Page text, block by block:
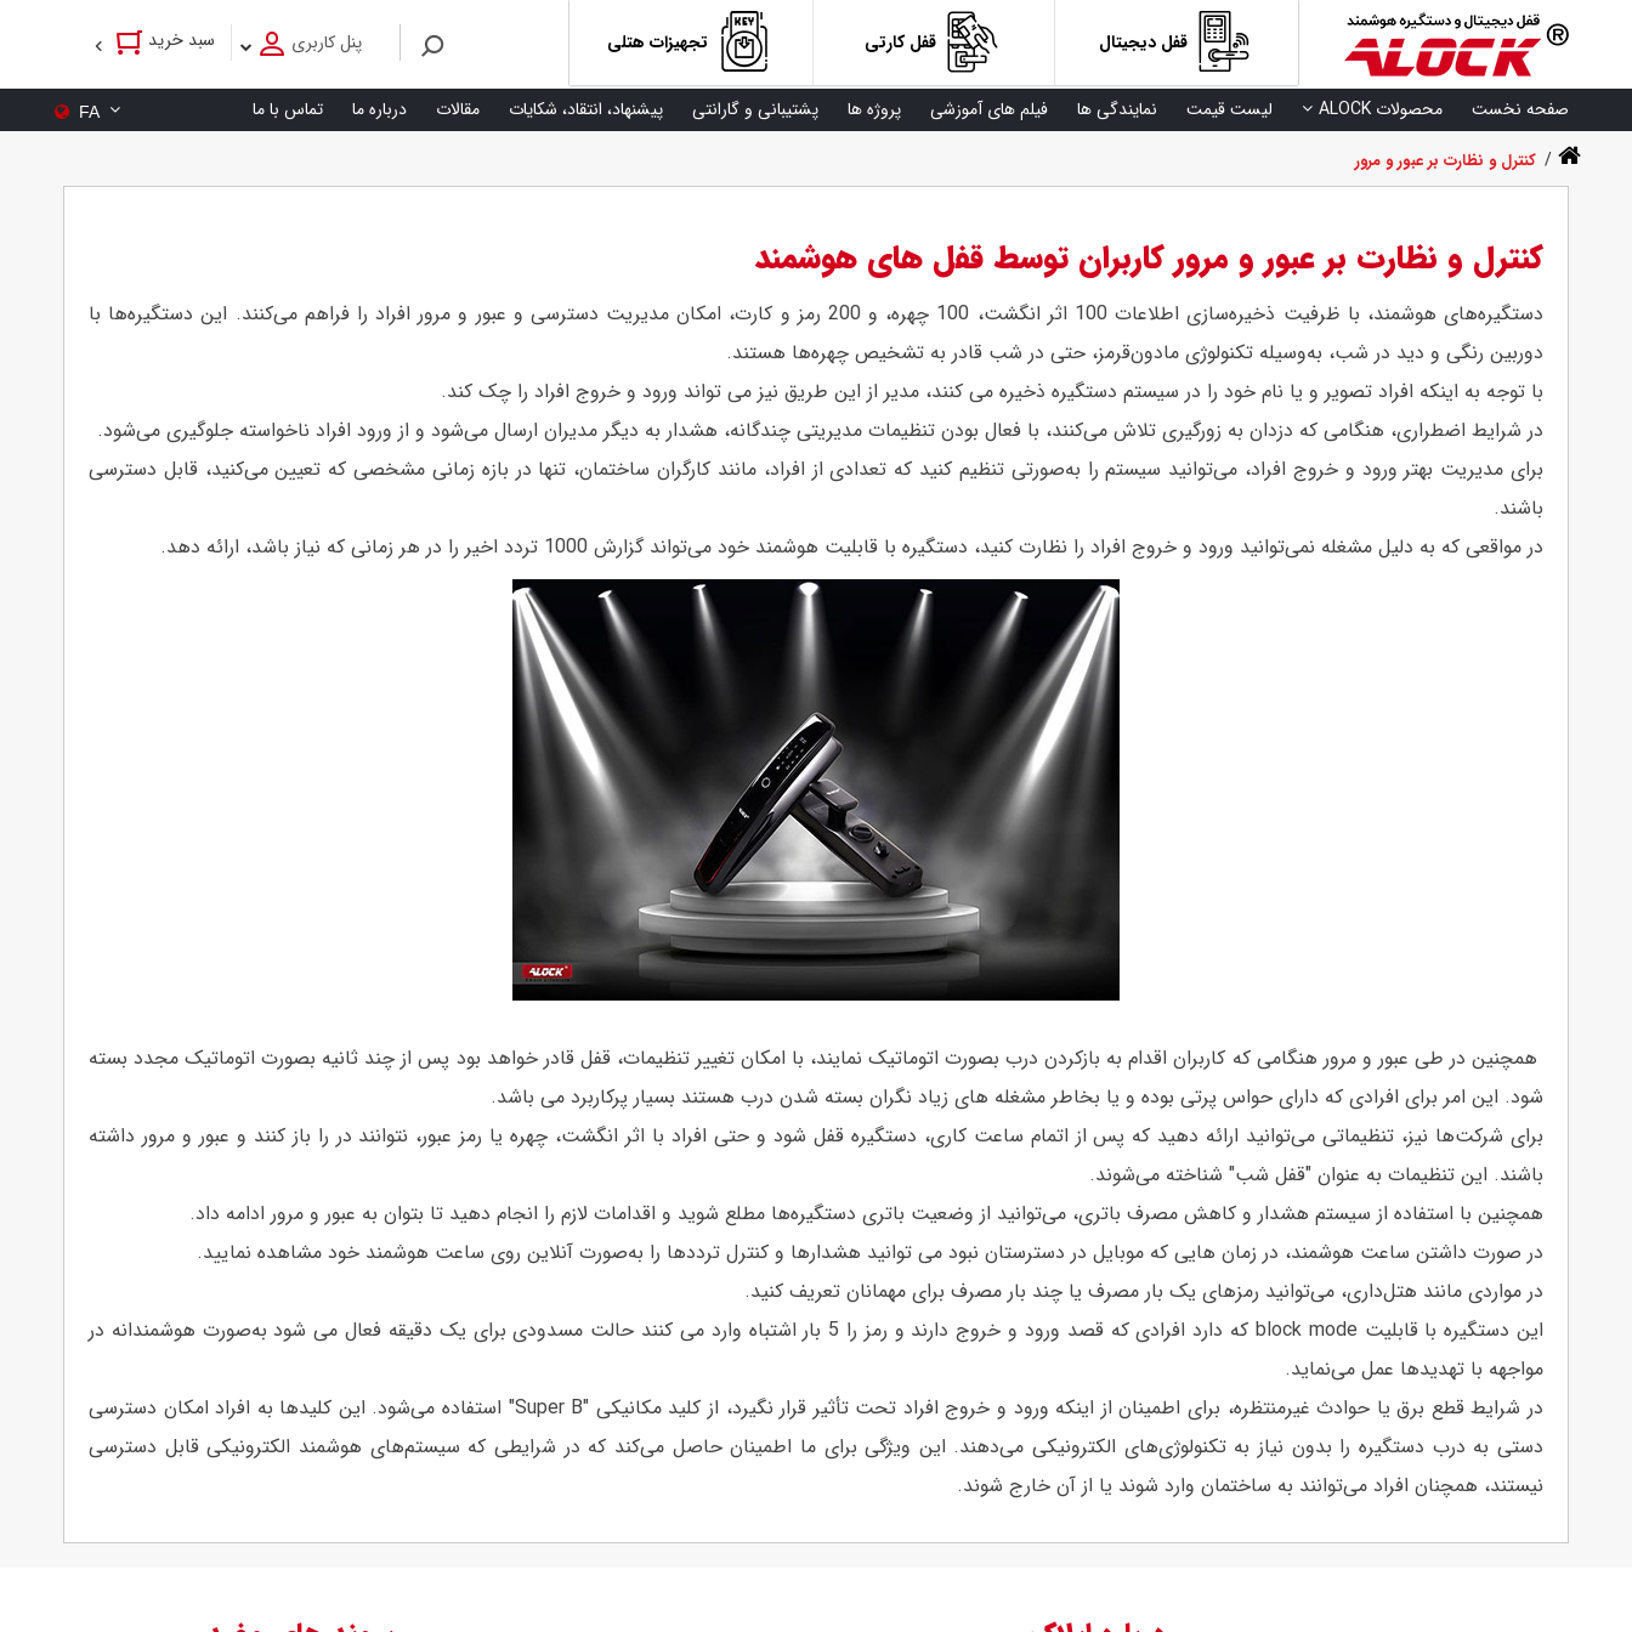
قفل دیجیتال قفل کارتی تجهیزات هتلی سبد خرید پنل کاربری
صفحه نخست محصولات ALOCK لیست قیمت نمایندگی ها فیلم های آموزشی پروژه ها پشتیبانی و گارانتی پیشنهاد، انتقاد، شکایات مقالات درباره ما تماس با ما FA
/ کنترل و نظارت بر عبور و مرور
کنترل و نظارت بر عبور و مرور کاربران توسط قفل های هوشمند
دستگیره‌های هوشمند، با ظرفیت ذخیره‌سازی اطلاعات 100 اثر انگشت، 100 چهره، و 200 رمز و کارت، امکان مدیریت دسترسی و عبور و مرور افراد را فراهم می‌کنند. این دستگیره‌ها با
دوربین رنگی و دید در شب، به‌وسیله تکنولوژی مادون‌قرمز، حتی در شب قادر به تشخیص چهره‌ها هستند.
با توجه به اینکه افراد تصویر و یا نام خود را در سیستم دستگیره ذخیره می کنند، مدیر از این طریق نیز می تواند ورود و خروج افراد را چک کند.
در شرایط اضطراری، هنگامی که دزدان به زورگیری تلاش می‌کنند، با فعال بودن تنظیمات مدیریتی چندگانه، هشدار به دیگر مدیران ارسال می‌شود و از ورود افراد ناخواسته جلوگیری می‌شود.
برای مدیریت بهتر ورود و خروج افراد، می‌توانید سیستم را به‌صورتی تنظیم کنید که تعدادی از افراد، مانند کارگران ساختمان، تنها در بازه زمانی مشخصی که تعیین می‌کنید، قابل دسترسی
باشند.
در مواقعی که به دلیل مشغله نمی‌توانید ورود و خروج افراد را نظارت کنید، دستگیره با قابلیت هوشمند خود می‌تواند گزارش 1000 تردد اخیر را در هر زمانی که نیاز باشد، ارائه دهد.
همچنین در طی عبور و مرور هنگامی که کاربران اقدام به بازکردن درب بصورت اتوماتیک نمایند، با امکان تغییر تنظیمات، قفل قادر خواهد بود پس از چند ثانیه بصورت اتوماتیک مجدد بسته
شود. این امر برای افرادی که دارای حواس پرتی بوده و یا بخاطر مشغله های زیاد نگران بسته شدن درب هستند بسیار پرکاربرد می باشد.
برای شرکت‌ها نیز، تنظیماتی می‌توانید ارائه دهید که پس از اتمام ساعت کاری، دستگیره قفل شود و حتی افراد با اثر انگشت، چهره یا رمز عبور، نتوانند در را باز کنند و عبور و مرور داشته
باشند. این تنظیمات به عنوان "قفل شب" شناخته می‌شوند.
همچنین با استفاده از سیستم هشدار و کاهش مصرف باتری، می‌توانید از وضعیت باتری دستگیره‌ها مطلع شوید و اقدامات لازم را انجام دهید تا بتوان به عبور و مرور ادامه داد.
در صورت داشتن ساعت هوشمند، در زمان هایی که موبایل در دسترستان نبود می توانید هشدارها و کنترل ترددها را به‌صورت آنلاین روی ساعت هوشمند خود مشاهده نمایید.
در مواردی مانند هتل‌داری، می‌توانید رمزهای یک بار مصرف یا چند بار مصرف برای مهمانان تعریف کنید.
این دستگیره با قابلیت block mode که دارد افرادی که قصد ورود و خروج دارند و رمز را 5 بار اشتباه وارد می کنند حالت مسدودی برای یک دقیقه فعال می شود به‌صورت هوشمندانه در
مواجهه با تهدیدها عمل می‌نماید.
در شرایط قطع برق یا حوادث غیرمنتظره، برای اطمینان از اینکه ورود و خروج افراد تحت تأثیر قرار نگیرد، از کلید مکانیکی "Super B" استفاده می‌شود. این کلیدها به افراد امکان دسترسی
دستی به درب دستگیره را بدون نیاز به تکنولوژی‌های الکترونیکی می‌دهند. این ویژگی برای ما اطمینان حاصل می‌کند که در شرایطی که سیستم‌های هوشمند الکترونیکی قابل دسترسی
نیستند، همچنان افراد می‌توانند به ساختمان وارد شوند یا از آن خارج شوند.